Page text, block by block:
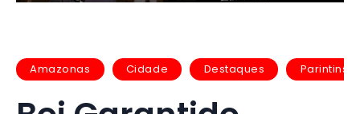
Amazonas Cidade Destaques Parintins